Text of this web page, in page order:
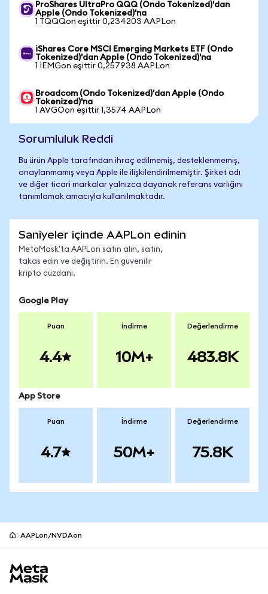
ProShares UltraPro QQQ (Ondo Tokenized)'dan
Apple (Ondo Tokenized)'na
1 TQQQon eşittir 0,234203 AAPLon
iShares Core MSCI Emerging Markets ETF (Ondo
Tokenized)'dan Apple (Ondo Tokenized)'na
1 IEMGon eşittir 0,257938 AAPLon
Broadcom (Ondo Tokenized)'dan Apple (Ondo
Tokenized)'na
1 AVGOon eşittir 1,3574 AAPLon
Sorumluluk Reddi
Bu ürün Apple tarafından ihraç edilmemiş, desteklenmemiş,
onaylanmamış veya Apple ile ilişkilendirilmemiştir. Şirket adı
ve diğer ticari markalar yalnızca dayanak referans varlığını
tanımlamak amacıyla kullanılmaktadır.
Saniyeler içinde AAPLon edinin
MetaMask'ta AAPLon satın alın, satın,
takas edin ve değiştirin. En güvenilir
kripto cüzdanı.
Google Play
Puan
4.4
İndirme
10M+
Değerlendirme
483.8K
App Store
Puan
4.7
İndirme
50M+
Değerlendirme
75.8K
AAPLon/NVDAon